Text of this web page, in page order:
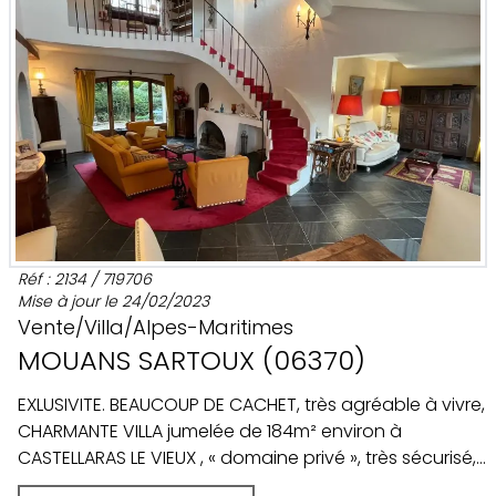
Réf :2134/ 719706
Mise à jour le 24/02/2023
Vente/Villa/Alpes-Maritimes
MOUANS SARTOUX (06370)
EXLUSIVITE. BEAUCOUP DE CACHET, très agréable à vivre,
CHARMANTE VILLA jumelée de 184m² environ à
CASTELLARAS LE VIEUX , « domaine privé », très sécurisé,
de renommée mondiale, sans aucune nuisance, situé